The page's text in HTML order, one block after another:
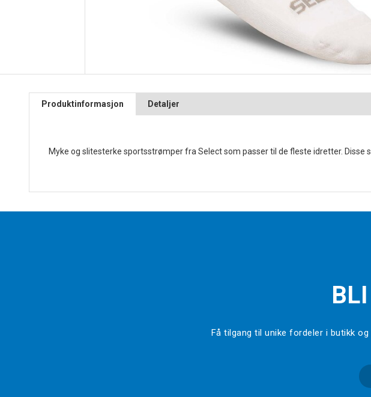
Produktinformasjon Detaljer
Myke og slitesterke sportsstrømper fra Select som passer til de fleste idretter. Disse
Få tilgang til unike fordeler i butikk